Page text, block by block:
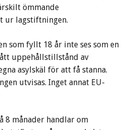
ömmande
ur lagstiftningen.
som fyllt 18 år inte ses som en
uppehållstillstånd av
asylskäl för att få stanna.
utvisas. Inget annat EU-
8 månader handlar om